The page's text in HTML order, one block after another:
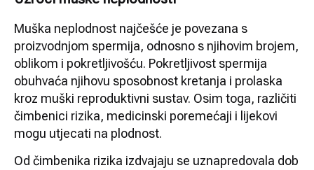
Muška neplodnost najčešće je povezana s
proizvodnjom spermija, odnosno s njihovim brojem,
oblikom i pokretljivošću. Pokretljivost spermija
obuhvaća njihovu sposobnost kretanja i prolaska
kroz muški reproduktivni sustav. Osim toga, različiti
čimbenici rizika, medicinski poremećaji i lijekovi
mogu utjecati na plodnost.
Od čimbenika rizika izdvajaju se uznapredovala dob